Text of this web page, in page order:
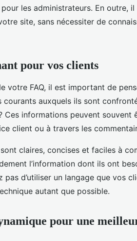
les administrateurs. En outre,
site, sans nécessiter de
pour vos clients
votre FAQ, il est important de
auxquels ils sont
Ces informations peuvent souvent
client ou à travers les
claires, concises et faciles à
l’information dont ils ont
pas d’utiliser un langage que vos
autant que possible.
pour une